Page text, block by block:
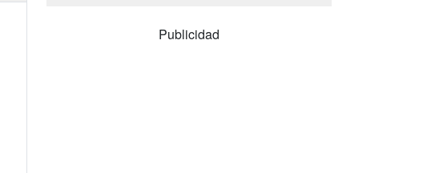
Publicidad